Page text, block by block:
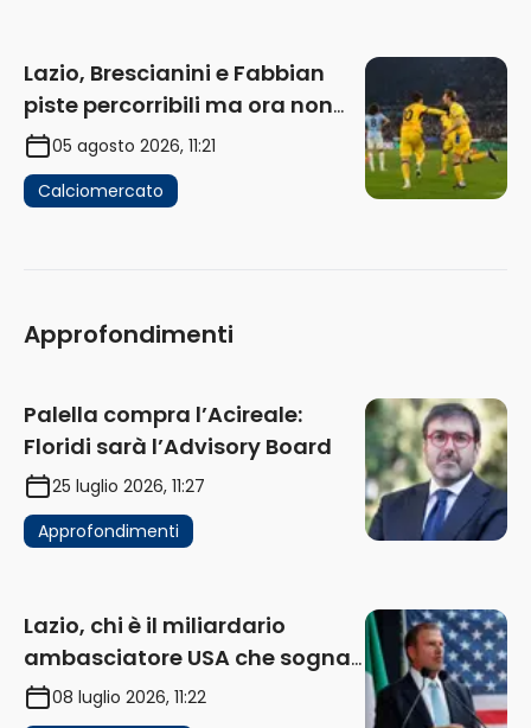
Lazio, Brescianini e Fabbian
piste percorribili ma ora non
sono la priorità
05 agosto 2026, 11:21
Calciomercato
Approfondimenti
Palella compra l’Acireale:
Floridi sarà l’Advisory Board
25 luglio 2026, 11:27
Approfondimenti
Lazio, chi è il miliardario
ambasciatore USA che sogna
di acquistare un club in Italia
08 luglio 2026, 11:22